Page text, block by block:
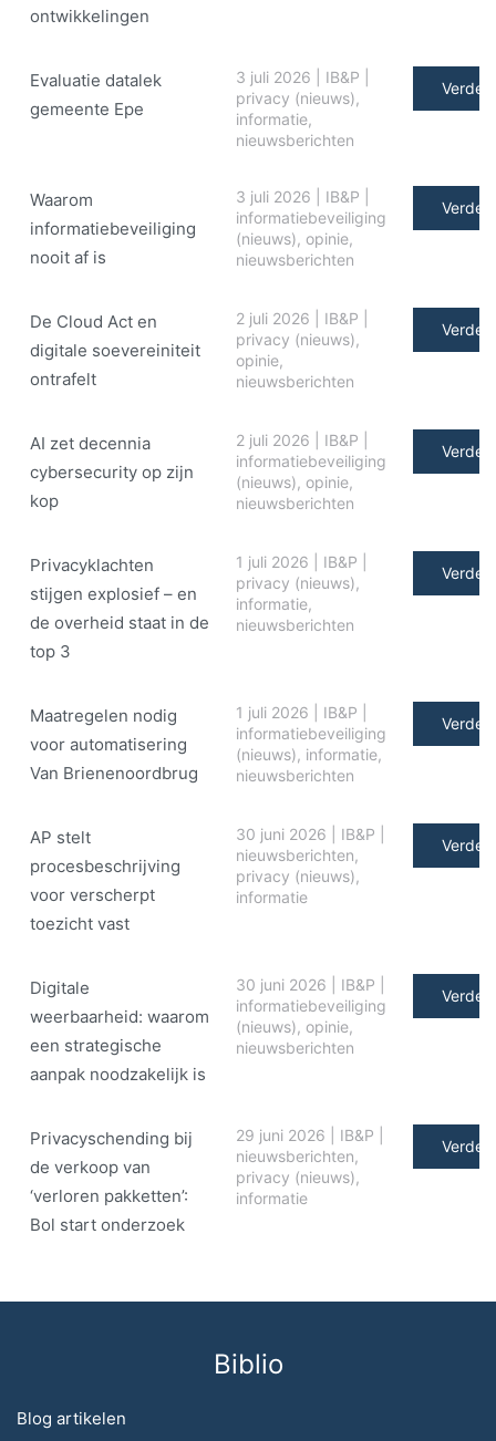
ontwikkelingen
Evaluatie datalek
gemeente Epe
3 juli 2026 IB&P
privacy (nieuws),
informatie,
nieuwsberichten
Verder
Waarom
informatiebeveiliging
nooit af is
3 juli 2026 IB&P
informatiebeveiliging
(nieuws), opinie,
nieuwsberichten
Verder
De Cloud Act en
digitale soe­ve­rei­ni­teit
ontrafelt
2 juli 2026 IB&P
privacy (nieuws),
opinie,
nieuwsberichten
Verder
AI zet decennia
cybersecurity op zijn
kop
2 juli 2026 IB&P
informatiebeveiliging
(nieuws), opinie,
nieuwsberichten
Verder
Privacyklachten
stijgen explosief – en
de overheid staat in de
top 3
1 juli 2026 IB&P
privacy (nieuws),
informatie,
nieuwsberichten
Verder
Maatregelen nodig
voor automatisering
Van Brienenoordbrug
1 juli 2026 IB&P
informatiebeveiliging
(nieuws), informatie,
nieuwsberichten
Verder
AP stelt
procesbeschrijving
voor verscherpt
toezicht vast
30 juni 2026 IB&P
nieuwsberichten,
privacy (nieuws),
informatie
Verder
Digitale
weerbaarheid: waarom
een strategische
aanpak noodzakelijk is
30 juni 2026 IB&P
informatiebeveiliging
(nieuws), opinie,
nieuwsberichten
Verder
Privacyschending bij
de verkoop van
‘verloren pakketten’:
Bol start onderzoek
29 juni 2026 IB&P
nieuwsberichten,
privacy (nieuws),
informatie
Verder
Biblio
Blog artikelen